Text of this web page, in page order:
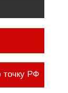
точку РФ